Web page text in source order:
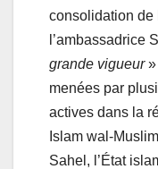
consolidation de
l’ambassadrice
grande vigueur»
menées par
actives dans la
Islam wal-
Sahel, l’État